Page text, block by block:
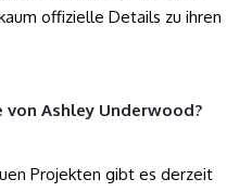
offizielle Details zu ihren
Ashley Underwood?
Projekten gibt es derzeit